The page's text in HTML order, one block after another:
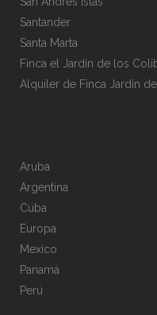
Santander
Santa Marta
Finca el Jardín de los
Alquiler de Finca Jardín
Aruba
Argentina
Cuba
Europa
Mexico
Panamá
Perú